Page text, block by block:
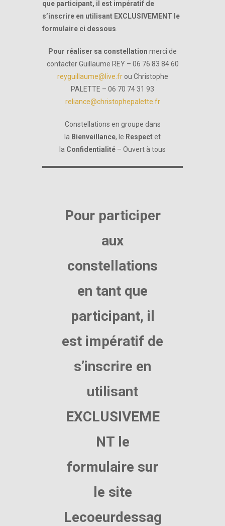
que participant, il est impératif de
s’inscrire en utilisant EXCLUSIVEMENT le
formulaire ci dessous
Pour réaliser sa constellation merci de
contacter Guillaume REY – 06 76 83 84 60
reyguillaume@live.frou Christophe
PALETTE – 06 70 74 31 93
reliance@christophepalette.fr
Constellations en groupe dans
la Bienveillance, le Respectet
la Confidentialité – Ouvert à tous
Pour participer
aux
constellations
en tant que
participant, il
est impératif de
s’inscrire en
utilisant
EXCLUSIVEME
NT le
formulaire sur
le site
Lecoeurdessag